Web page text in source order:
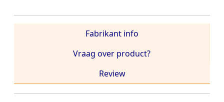
Fabrikant info
Vraag over product?
Review